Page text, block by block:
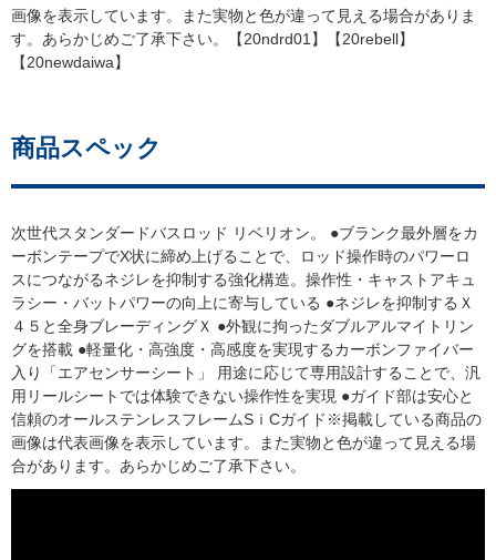
画像を表示しています。また実物と色が違って見える場合がありま
す。あらかじめご了承下さい。【20ndrd01】【20rebell】
【20newdaiwa】
商品スペック
次世代スタンダードバスロッド リベリオン。 ●ブランク最外層をカ
ーボンテープでX状に締め上げることで、ロッド操作時のパワーロ
スにつながるネジレを抑制する強化構造。操作性・キャストアキュ
ラシー・バットパワーの向上に寄与している ●ネジレを抑制するＸ
４５と全身ブレーディングＸ ●外観に拘ったダブルアルマイトリン
グを搭載 ●軽量化・高強度・高感度を実現するカーボンファイバー
入り「エアセンサーシート」 用途に応じて専用設計することで、汎
用リールシートでは体験できない操作性を実現 ●ガイド部は安心と
信頼のオールステンレスフレームSｉCガイド※掲載している商品の
画像は代表画像を表示しています。また実物と色が違って見える場
合があります。あらかじめご了承下さい。